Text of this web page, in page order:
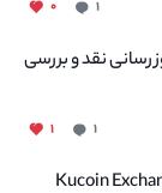
۱ ۰
رسانی نقد و بررسی
۱ ۱